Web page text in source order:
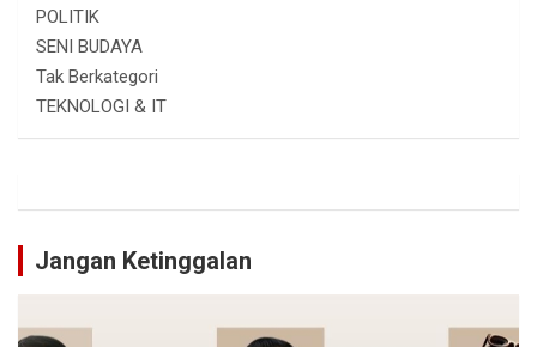
POLITIK
SENI BUDAYA
Tak Berkategori
TEKNOLOGI & IT
Jangan Ketinggalan